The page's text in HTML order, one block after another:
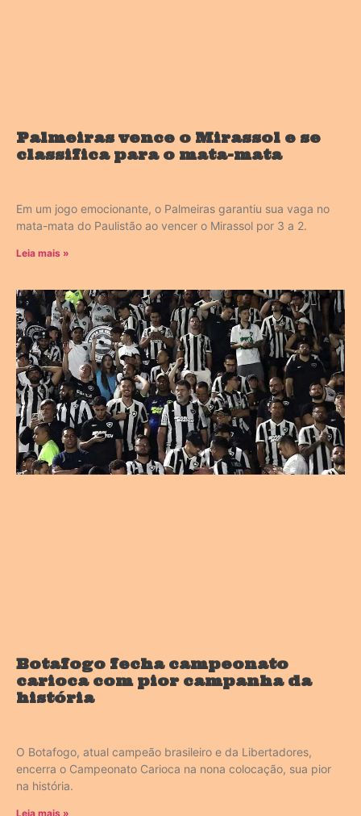
Palmeiras vence o Mirassol e se
classifica para o mata-mata
Em um jogo emocionante, o Palmeiras garantiu sua vaga no
mata-mata do Paulistão ao vencer o Mirassol por 3 a 2.
Leia mais »
Botafogo fecha campeonato
carioca com pior campanha da
história
O Botafogo, atual campeão brasileiro e da Libertadores,
encerra o Campeonato Carioca na nona colocação, sua pior
na história.
Leia mais »